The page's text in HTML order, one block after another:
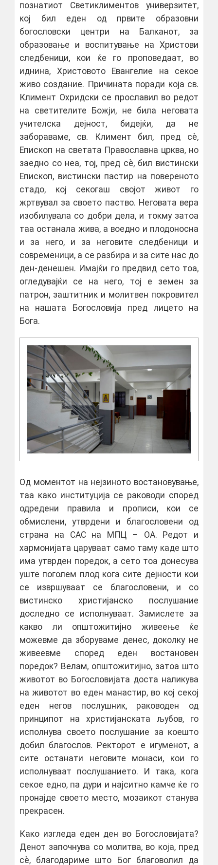
познатиот Светиклиментов универзитет,
кој бил еден од првите образовни
богословски центри на Балканот, за
образовање и воспитување на Христови
следбеници, кои ќе го проповедаат, во
иднина, Христовото Евангелие на секое
живо создание. Причината поради која св.
Климент Охридски се прославил во редот
на светителите Божји, не била неговата
учителска дејност, бидејќи, да не
забораваме, св. Климент бил, пред сѐ,
Епископ на светата Православна црква, но
заедно со неа, тој, пред сѐ, бил вистински
Епископ, вистински пастир на повереното
стадо, кој секогаш својот живот го
жртвувал за своето паство. Неговата вера
изобилувала со добри дела, и токму затоа
таа останала жива, а воедно и плодоносна
и за него, и за неговите следбеници и
современици, а се разбира и за сите нас до
ден-денешен. Имајќи го предвид сето тоа,
огледувајќи се на него, тој е земен за
патрон, заштитник и молитвен покровител
на нашата Богословија пред лицето на
Бога.
Од моментот на нејзиното востановување,
таа како институција се раководи според
одредени правила и прописи, кои се
обмислени, утврдени и благословени од
страна на САС на МПЦ – ОА. Редот и
хармонијата царуваат само таму каде што
има утврден поредок, а сето тоа донесува
уште поголем плод кога сите дејности кои
се извршуваат се благословени, и со
вистинско христијанско послушание
доследно се исполнуваат. Замислете за
какво ли општожитијно живеење ќе
можевме да зборуваме денес, доколку не
живеевме според еден востановен
поредок? Велам, општожитијно, затоа што
животот во Богословијата доста наликува
на животот во еден манастир, во кој секој
еден негов послушник, раководен од
принципот на христијанската љубов, го
исполнува своето послушание за коешто
добил благослов. Ректорот е игуменот, а
сите останати неговите монаси, кои го
исполнуваат послушанието. И така, кога
секое едно, па дури и најситно камче ќе го
пронајде своето место, мозаикот станува
прекрасен.
Како изгледа еден ден во Богословијата?
Денот започнува со молитва, во која, пред
сѐ, благодариме што Бог благоволил да